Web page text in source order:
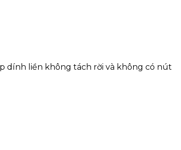
dính liền không tách rời và không có nút